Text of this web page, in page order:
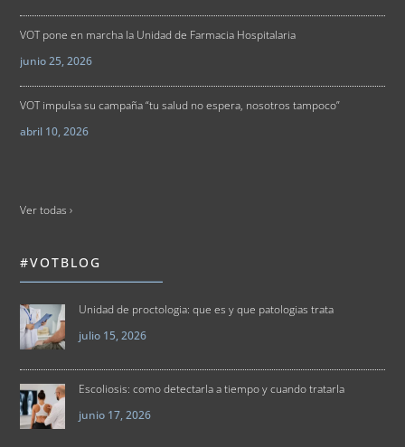
VOT pone en marcha la Unidad de Farmacia Hospitalaria
junio 25, 2026
VOT impulsa su campaña “tu salud no espera, nosotros tampoco”
abril 10, 2026
Ver todas ›
#VOTBLOG
Unidad de proctologia: que es y que patologias trata
julio 15, 2026
Escoliosis: como detectarla a tiempo y cuando tratarla
junio 17, 2026